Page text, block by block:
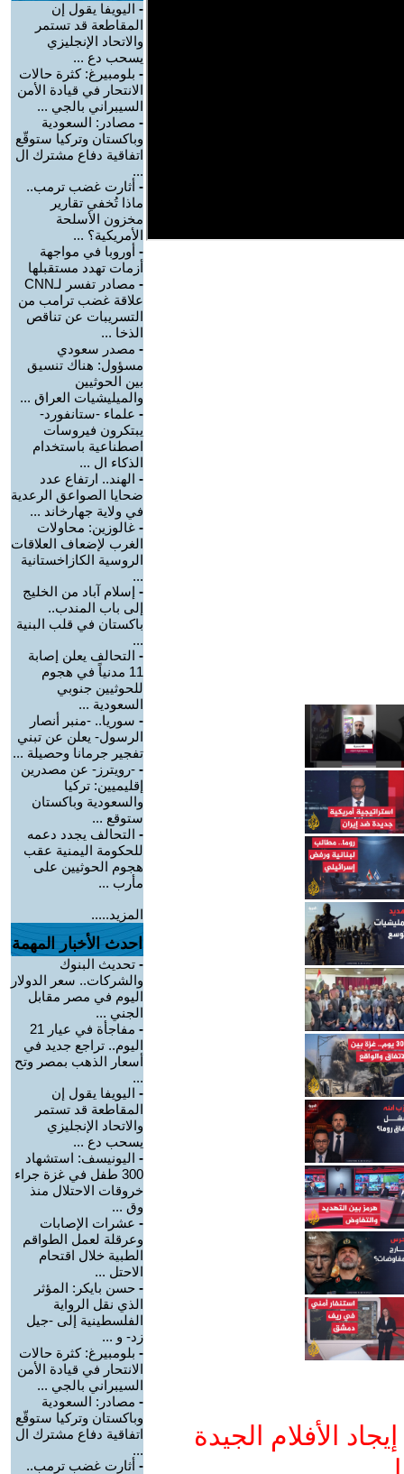
الأفلام الجيدة
- اليويفا يقول إن
المقاطعة قد تستمر
والاتحاد الإنجليزي
يسحب دع ...
- بلومبيرغ: كثرة حالات
الانتحار في قيادة الأمن
السيبراني بالجي ...
- مصادر: السعودية
وباكستان وتركيا ستوقّع
اتفاقية دفاع مشترك ال
...
- أثارت غضب ترمب..
ماذا تُخفي تقارير
مخزون الأسلحة
الأمريكية؟ ...
- أوروبا في مواجهة
أزمات تهدد مستقبلها
-
مصادر تفسر لـCNN
علاقة غضب ترامب من
التسريبات عن تناقص
الذخا ...
- مصدر سعودي
مسؤول: هناك تنسيق
بين الحوثيين
والميليشيات العراق ...
- علماء -ستانفورد-
يبتكرون فيروسات
اصطناعية باستخدام
الذكاء ال ...
- الهند.. ارتفاع عدد
ضحايا الصواعق الرعدية
في ولاية جهارخاند ...
- غالوزين: محاولات
الغرب لإضعاف العلاقات
الروسية الكازاخستانية
...
- إسلام آباد من الخليج
إلى باب المندب..
باكستان في قلب البنية
...
- التحالف يعلن إصابة
11 مدنياً في هجوم
للحوثيين جنوبي
السعودية ...
- سوريا.. -منبر أنصار
الرسول- يعلن عن تبني
تفجير جرمانا وحصيلة ...
- -رويترز- عن مصدرين
إقليميين: تركيا
والسعودية وباكستان
ستوقع ...
- التحالف يجدد دعمه
للحكومة اليمنية عقب
هجوم الحوثيين على
مأرب ...
المزيد.....
احدث الأخبار المهمة
- تحديث البنوك
والشركات.. سعر الدولار
اليوم في مصر مقابل
الجني ...
-
مفاجأة في عيار 21
اليوم.. تراجع جديد في
أسعار الذهب بمصر وتح
...
- اليويفا يقول إن
المقاطعة قد تستمر
والاتحاد الإنجليزي
يسحب دع ...
- اليونيسف: استشهاد
300 طفل في غزة جراء
خروقات الاحتلال منذ
وق ...
- عشرات الإصابات
وعرقلة لعمل الطواقم
الطبية خلال اقتحام
الاحتل ...
- حسن بايكر: المؤثر
الذي نقل الرواية
الفلسطينية إلى -جيل
زد- و ...
- بلومبيرغ: كثرة حالات
الانتحار في قيادة الأمن
السيبراني بالجي ...
- مصادر: السعودية
وباكستان وتركيا ستوقّع
اتفاقية دفاع مشترك ال
...
- أثارت غضب ترمب..